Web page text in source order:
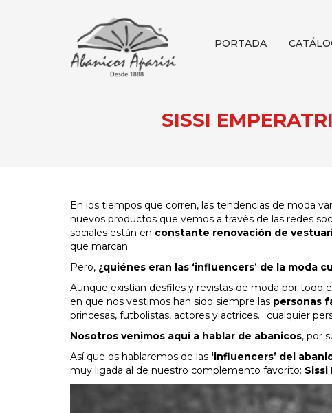
PORTADA
SISSI
En los tiempos que corren, las tendencias de moda
nuevos productos que vemos a través de las redes
sociales están en constante renovación de
que marcan.
Pero, ¿quiénes eran las ‘influencers’ de la moda
Aunque existían desfiles y revistas de moda por todo
en que nos vestimos han sido siempre las personas
princesas, futbolistas, actores y actrices… cualquier
Nosotros venimos aquí a hablar de abanicos, por
Así que os hablaremos de las ‘influencers’ del
muy ligada al de nuestro complemento favorito: Sissi